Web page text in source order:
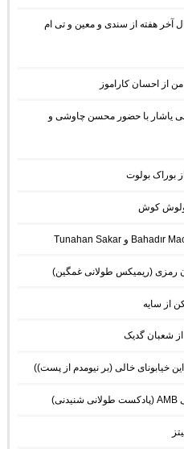
آخر هفته از سندی و معین و تی ام
از احسان کاراموز
ریمیکس زلزله 5 از دی جی یاشار با حضور محسن چاوشی و
از سایه
از شعبان گدیک
خیابونای خالی (بر نیومدم از پست))